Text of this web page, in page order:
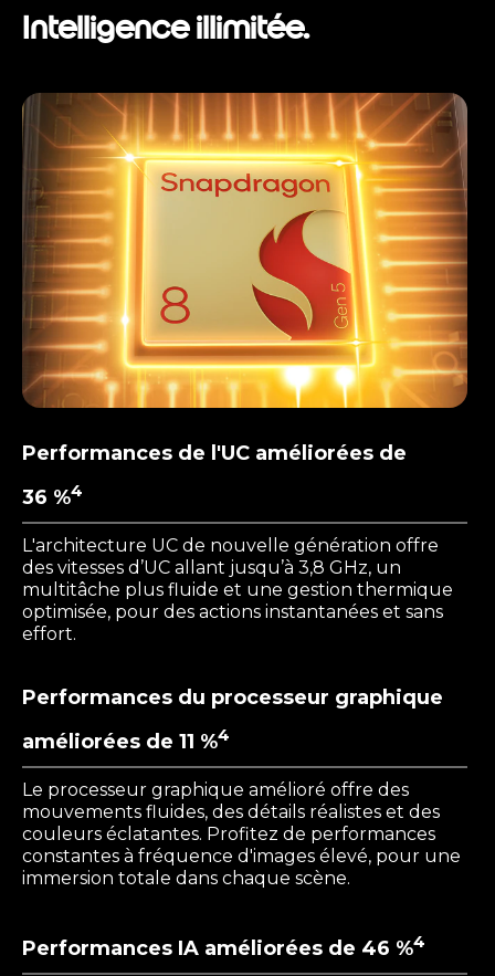
Intelligence illimitée.
I
t
e
m
1
Performances de l'UC améliorées de
36 %4
L'architecture UC de nouvelle génération offre
des vitesses d’UC allant jusqu’à 3,8 GHz, un
multitâche plus fluide et une gestion thermique
optimisée, pour des actions instantanées et sans
effort.
Performances du processeur graphique
améliorées de 11 %4
Le processeur graphique amélioré offre des
mouvements fluides, des détails réalistes et des
couleurs éclatantes. Profitez de performances
constantes à fréquence d'images élevé, pour une
immersion totale dans chaque scène.
Performances IA améliorées de 46 %4